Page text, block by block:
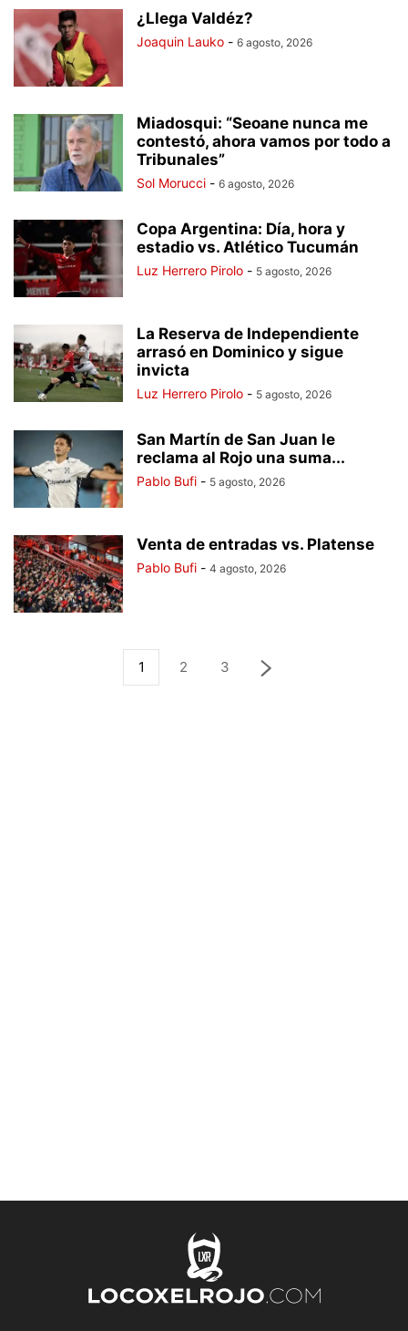
¿Llega Valdéz?
Joaquin Lauko - 6 agosto, 2026
Miadosqui: “Seoane nunca me
contestó, ahora vamos por todo a
Tribunales”
Sol Morucci - 6 agosto, 2026
Copa Argentina: Día, hora y
estadio vs. Atlético Tucumán
Luz Herrero Pirolo - 5 agosto, 2026
La Reserva de Independiente
arrasó en Dominico y sigue
invicta
Luz Herrero Pirolo - 5 agosto, 2026
San Martín de San Juan le
reclama al Rojo una suma...
Pablo Bufi - 5 agosto, 2026
Venta de entradas vs. Platense
Pablo Bufi - 4 agosto, 2026
1 2 3